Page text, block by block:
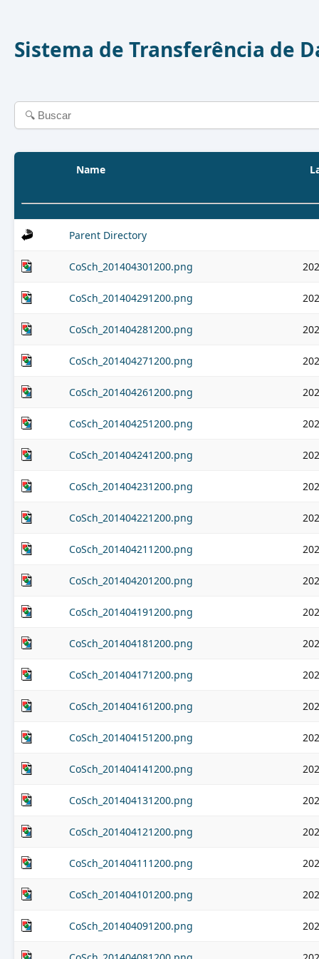
Sistema de Transferência de
Name
Parent Directory
CoSch_201404301200.png
CoSch_201404291200.png
CoSch_201404281200.png
CoSch_201404271200.png
CoSch_201404261200.png
CoSch_201404251200.png
CoSch_201404241200.png
CoSch_201404231200.png
CoSch_201404221200.png
CoSch_201404211200.png
CoSch_201404201200.png
CoSch_201404191200.png
CoSch_201404181200.png
CoSch_201404171200.png
CoSch_201404161200.png
CoSch_201404151200.png
CoSch_201404141200.png
CoSch_201404131200.png
CoSch_201404121200.png
CoSch_201404111200.png
CoSch_201404101200.png
CoSch_201404091200.png